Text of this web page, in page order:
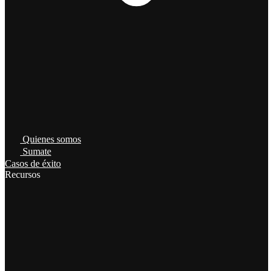
Quienes somos
Sumate
Casos de éxito
Recursos